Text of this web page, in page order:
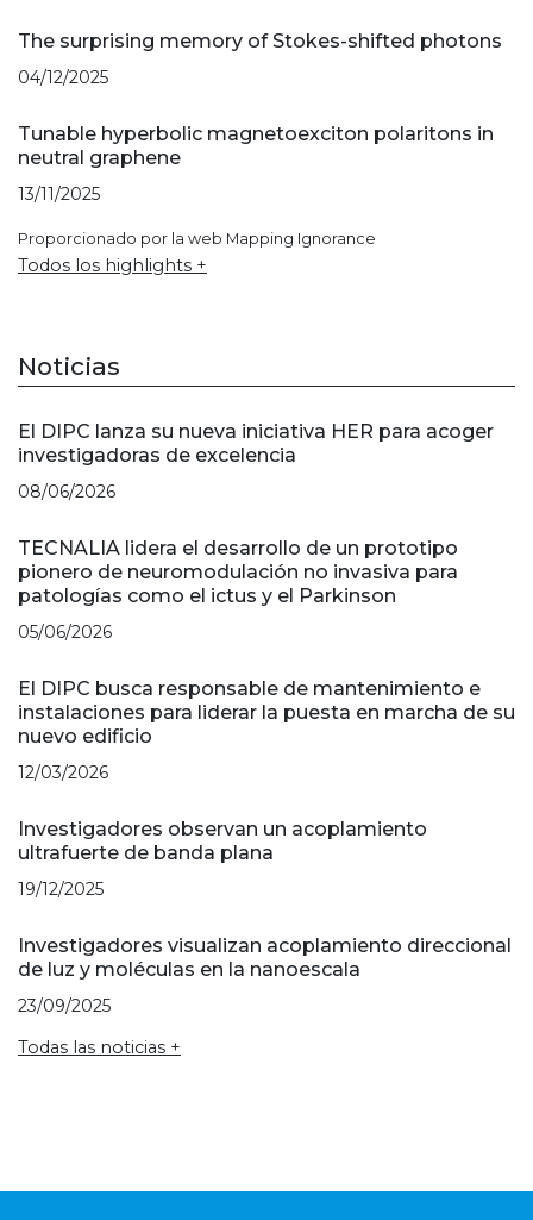
The surprising memory of Stokes-shifted photons
04/12/2025
Tunable hyperbolic magnetoexciton polaritons in
neutral graphene
13/11/2025
Proporcionado por la web Mapping Ignorance
Todos los highlights +
Noticias
El DIPC lanza su nueva iniciativa HER para acoger
investigadoras de excelencia
08/06/2026
TECNALIA lidera el desarrollo de un prototipo
pionero de neuromodulación no invasiva para
patologías como el ictus y el Parkinson
05/06/2026
El DIPC busca responsable de mantenimiento e
instalaciones para liderar la puesta en marcha de su
nuevo edificio
12/03/2026
Investigadores observan un acoplamiento
ultrafuerte de banda plana
19/12/2025
Investigadores visualizan acoplamiento direccional
de luz y moléculas en la nanoescala
23/09/2025
Todas las noticias +